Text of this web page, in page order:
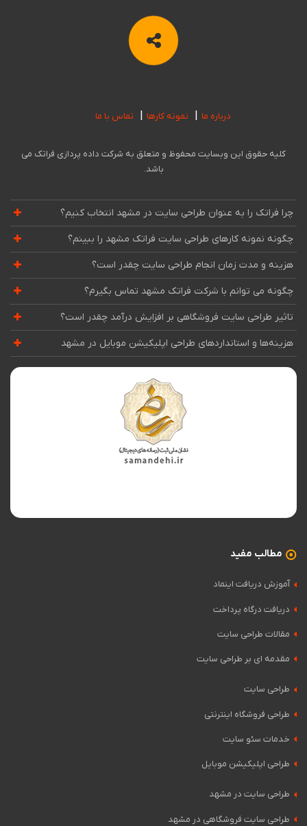
درباره ما نمونه کارها تماس با ما
کلیه حقوق این وبسایت محفوظ و متعلق به شرکت داده پردازی فراتک می
باشد.
چرا فراتک را به عنوان طراحی سایت در مشهد انتخاب کنیم؟
چگونه نمونه کارهای طراحی سایت فراتک مشهد را ببینم؟
هزینه و مدت زمان انجام طراحی سایت چقدر است؟
چگونه می توانم با شرکت فراتک مشهد تماس بگیرم؟
تاثیر طراحی سایت فروشگاهی بر افزایش درآمد چقدر است؟
هزینه‌ها و استانداردهای طراحی اپلیکیشن موبایل در مشهد
مطالب مفید
آموزش دریافت اینماد
دریافت درگاه پرداخت
مقالات طراحی سایت
مقدمه ای بر طراحی سایت
طراحی سایت
طراحی فروشگاه اینترنتی
خدمات سئو سایت
طراحی اپلیکیشن موبایل
طراحی سایت در مشهد
طراحی سایت فروشگاهی در مشهد